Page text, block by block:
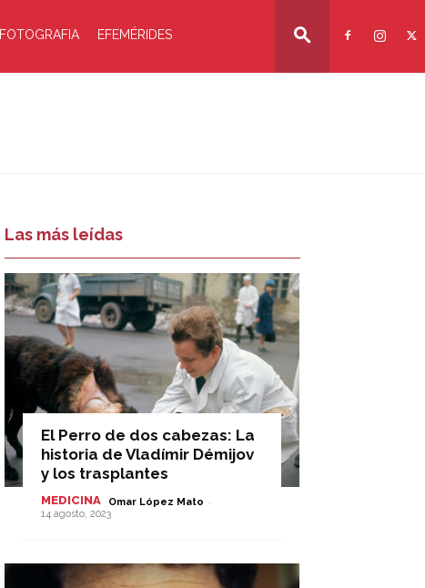
FOTOGRAFIA EFEMÉRIDES
Las más leídas
El Perro de dos cabezas: La
historia de Vladímir Démijov
y los trasplantes
MEDICINA Omar López Mato -
14 agosto, 2023